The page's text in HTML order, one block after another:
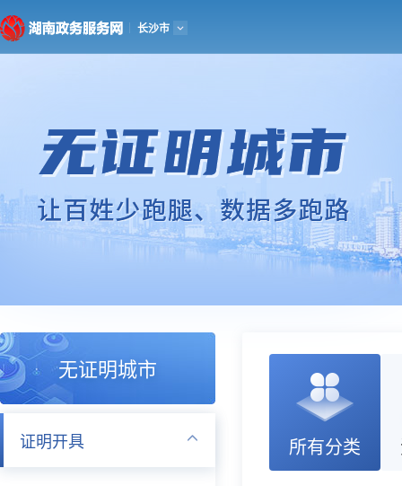
湖南政务服务网
长沙市
无证明城市
证明开具 所有分类